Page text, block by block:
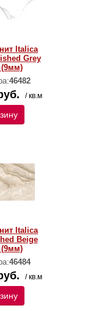
Italica
Grey
(9мм)
46482
/ кв.м
Italica
Beige
(9мм)
46484
/ кв.м